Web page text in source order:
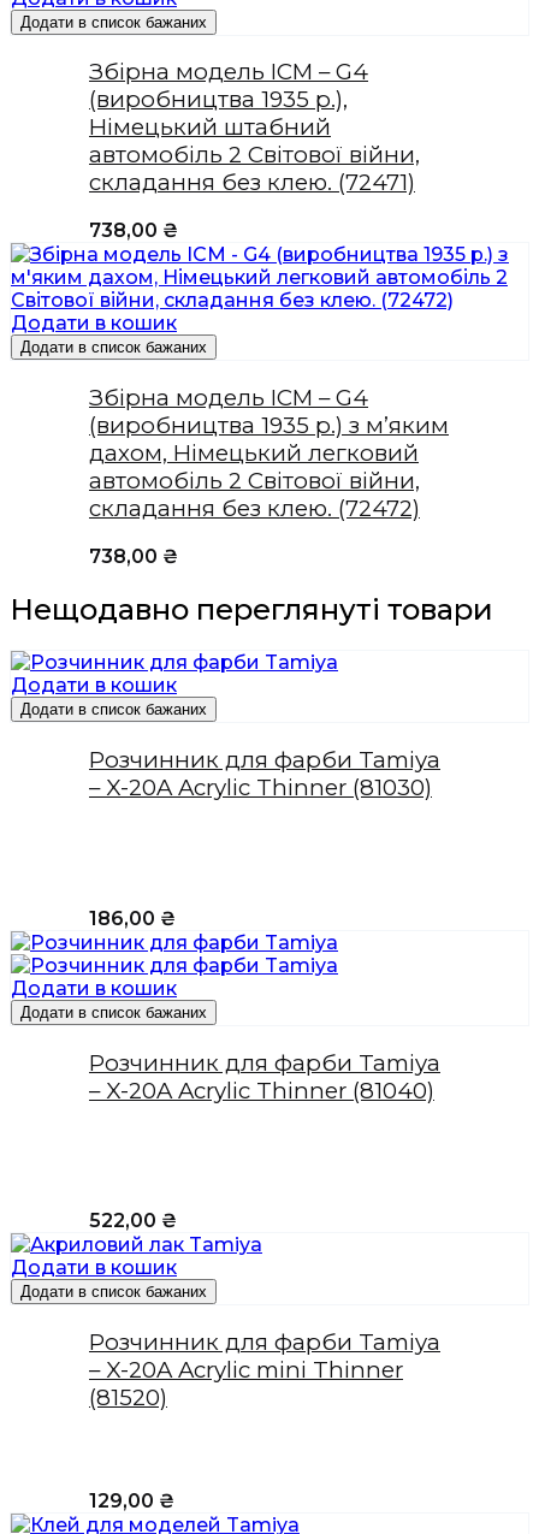
Додати в список бажаних
Збірна модель ICM – G4
(виробництва 1935 р.),
Німецький штабний
автомобіль 2 Світової війни,
складання без клею. (72471)
738,00 ₴
Додати в кошик
Додати в список бажаних
Збірна модель ICM – G4
(виробництва 1935 р.) з м’яким
дахом, Німецький легковий
автомобіль 2 Світової війни,
складання без клею. (72472)
738,00 ₴
Нещодавно переглянуті товари
Додати в кошик
Додати в список бажаних
Розчинник для фарби Tamiya
– X-20A Acrylic Thinner (81030)
186,00 ₴
Додати в кошик
Додати в список бажаних
Розчинник для фарби Tamiya
– X-20A Acrylic Thinner (81040)
522,00 ₴
Додати в кошик
Додати в список бажаних
Розчинник для фарби Tamiya
– X-20A Acrylic mini Thinner
(81520)
129,00 ₴